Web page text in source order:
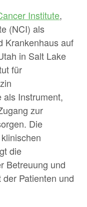
Institute,
(NCI) als
Krankenhaus auf
in Salt Lake
für
als Instrument,
zur
Die
die
Betreuung und
Patienten und